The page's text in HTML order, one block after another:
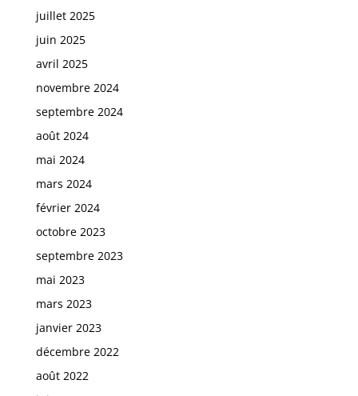
juillet 2025
juin 2025
avril 2025
novembre 2024
septembre 2024
août 2024
mai 2024
mars 2024
février 2024
octobre 2023
septembre 2023
mai 2023
mars 2023
janvier 2023
décembre 2022
août 2022